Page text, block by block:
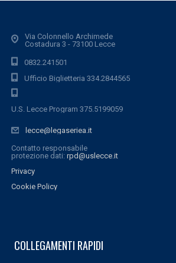
Via Colonnello Archimede
Costadura 3 - 73100 Lecce
0832.241501
Ufficio Biglietteria 334.2844565
U.S. Lecce Program 375.5199059
lecce@legaseriea.it
Contatto responsabile
protezione dati: rpd@uslecce.it
Privacy
Cookie Policy
COLLEGAMENTI RAPIDI